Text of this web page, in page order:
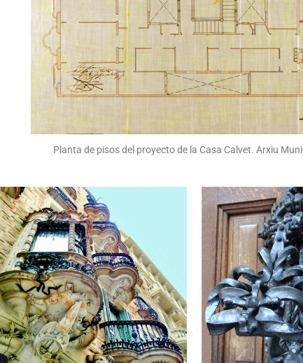
Planta de pisos del proyecto de la Casa Calvet. Arxiu